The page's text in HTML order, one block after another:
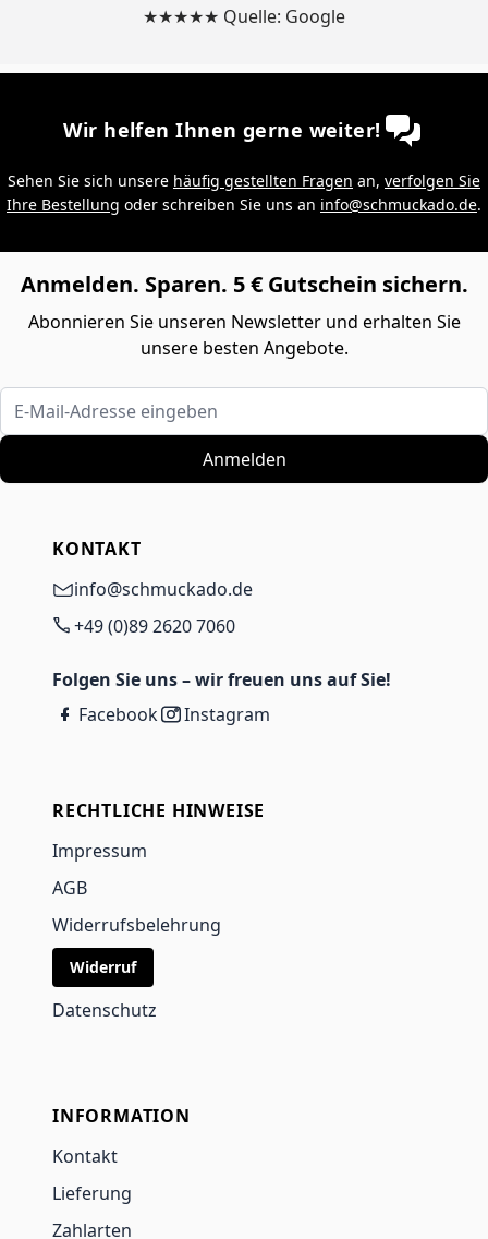
★★★★★ Quelle: Google
Wir helfen Ihnen gerne weiter!
Sehen Sie sich unsere häufig gestellten Fragen an, verfolgen Sie
Ihre Bestellung oder schreiben Sie uns an info@schmuckado.de.
Anmelden. Sparen. 5 € Gutschein sichern.
Abonnieren Sie unseren Newsletter und erhalten Sie
unsere besten Angebote.
E-Mail-Adresse eingeben
Anmelden
KONTAKT
info@schmuckado.de
+49 (0)89 2620 7060
Folgen Sie uns – wir freuen uns auf Sie!
Facebook
Instagram
RECHTLICHE HINWEISE
Impressum
AGB
Widerrufsbelehrung
Widerruf
Datenschutz
INFORMATION
Kontakt
Lieferung
Zahlarten